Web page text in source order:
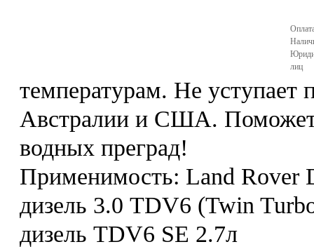
лиц
температурам. Не уступает
Австралии и США. Поможет
водных преград!
Применимость: Land Rover
дизель 3.0 TDV6 (Twin
дизель TDV6 SE 2.7л